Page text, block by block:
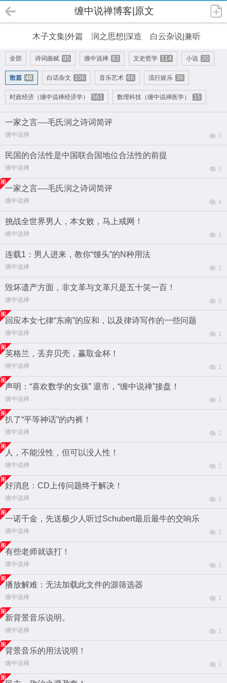
缠中说禅博客|原文
木子文集|外篇 润之思想|深造 白云杂说|兼听
全部 诗词曲赋 95 缠中说禅 83 文史哲学 114 小说 20
散篇 40 白话杂文 106 音乐艺术 66 流行娱乐 36
时政经济（缠中说禅经济学） 561 数理科技（缠中说禅医学） 15
一家之言----毛氏润之诗词简评
缠中说禅 3
民国的合法性是中国联合国地位合法性的前提
缠中说禅 3
一家之言----毛氏润之诗词简评
缠中说禅 4
挑战全世界男人，本女败，马上戒网！
缠中说禅 1
连载1：男人进来，教你“馒头”的N种用法
缠中说禅 2
毁坏遗产方面，非文革与文革只是五十笑一百！
缠中说禅 0
回应本女七律“东南”的应和，以及律诗写作的一些问题
缠中说禅 1
英格兰，丢弃贝壳，赢取金杯！
缠中说禅 1
声明：“喜欢数学的女孩” 退市，“缠中说禅”接盘！
缠中说禅 1
扒了“平等神话”的内裤！
缠中说禅 2
人，不能没性，但可以没人性！
缠中说禅 2
好消息：CD上传问题终于解决！
缠中说禅 2
一诺千金，先送极少人听过Schubert最后最牛的交响乐
缠中说禅 2
有些老师就该打！
缠中说禅 1
播放解难：无法加载此文件的源筛选器
缠中说禅 1
新背景音乐说明。
缠中说禅 1
背景音乐的用法说明！
缠中说禅 2